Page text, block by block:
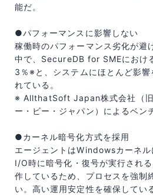
能だ。
●パフォーマンスに影響しない
稼働時のパフォーマンス劣化が避
中で、SecureDB for SMEにおけ
3％※と、システムにほとんど影響
れている。
※ AllthatSoft Japan株式会社（旧
ー・ビー・ジャパン）によるベン
●カーネル暗号化方式を採用
エージェントはWindowsカーネ
I/O時に暗号化・復号が実行され
作しているため、プロセスを強制
い。高い運用安定性を確保してい